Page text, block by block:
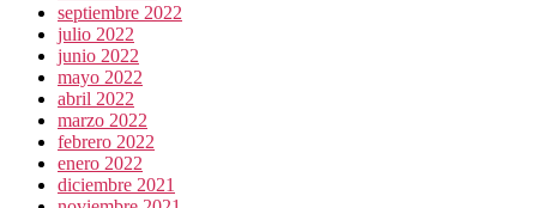
septiembre 2022
julio 2022
junio 2022
mayo 2022
abril 2022
marzo 2022
febrero 2022
enero 2022
diciembre 2021